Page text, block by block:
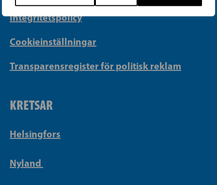
Integritetspolicy
Cookieinställningar
Transparensregister för politisk reklam
KRETSAR
Helsingfors
Nyland